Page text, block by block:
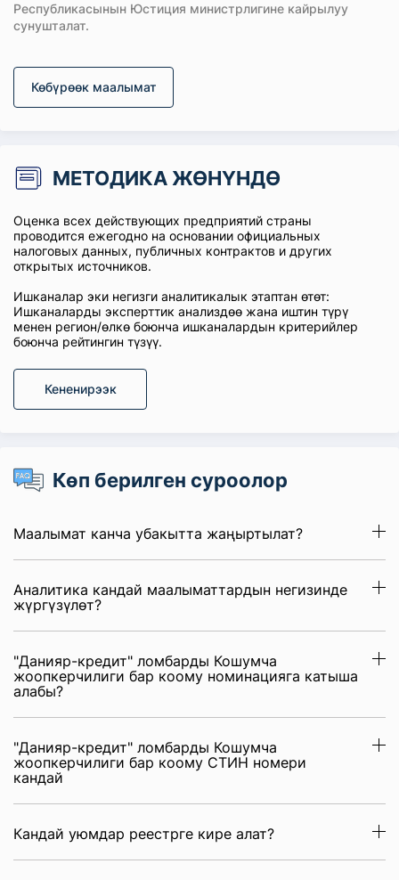
Республикасынын Юстиция министрлигине кайрылуу
сунушталат.
Көбүрөөк маалымат
МЕТОДИКА ЖӨНҮНДӨ
Оценка всех действующих предприятий страны
проводится ежегодно на основании официальных
налоговых данных, публичных контрактов и других
открытых источников.
Ишканалар эки негизги аналитикалык этаптан өтөт:
Ишканаларды эксперттик анализдөө жана иштин түрү
менен регион/өлкө боюнча ишканалардын критерийлер
боюнча рейтингин түзүү.
Кененирээк
Көп берилген суроолор
Маалымат канча убакытта жаңыртылат?
Аналитика кандай маалыматтардын негизинде
жүргүзүлөт?
"Данияр-кредит" ломбарды Кошумча
жоопкерчилиги бар коому номинацияга катыша
алабы?
"Данияр-кредит" ломбарды Кошумча
жоопкерчилиги бар коому СТИН номери
кандай
Кандай уюмдар реестрге кире алат?